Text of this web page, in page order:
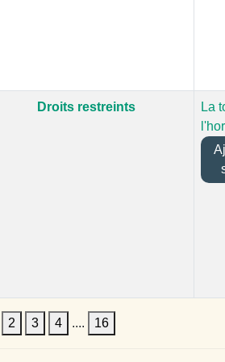
Droits restreints
La
2 3 4 .... 16